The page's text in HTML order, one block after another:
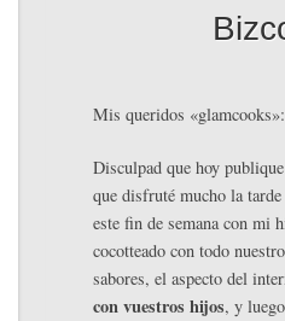
Mis queridos «glamcooks»:
Disculpad que hoy
que disfruté mucho la
este fin de semana con mi
cocotteado con todo
sabores, el aspecto del
con vuestros hijos, y